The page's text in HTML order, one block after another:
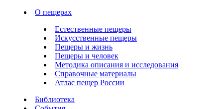
О пещерах
Естественные пещеры
Искусственные пещеры
Пещеры и жизнь
Пещеры и человек
Методика описания и исследования
Справочные материалы
Атлас пещер России
Библиотека